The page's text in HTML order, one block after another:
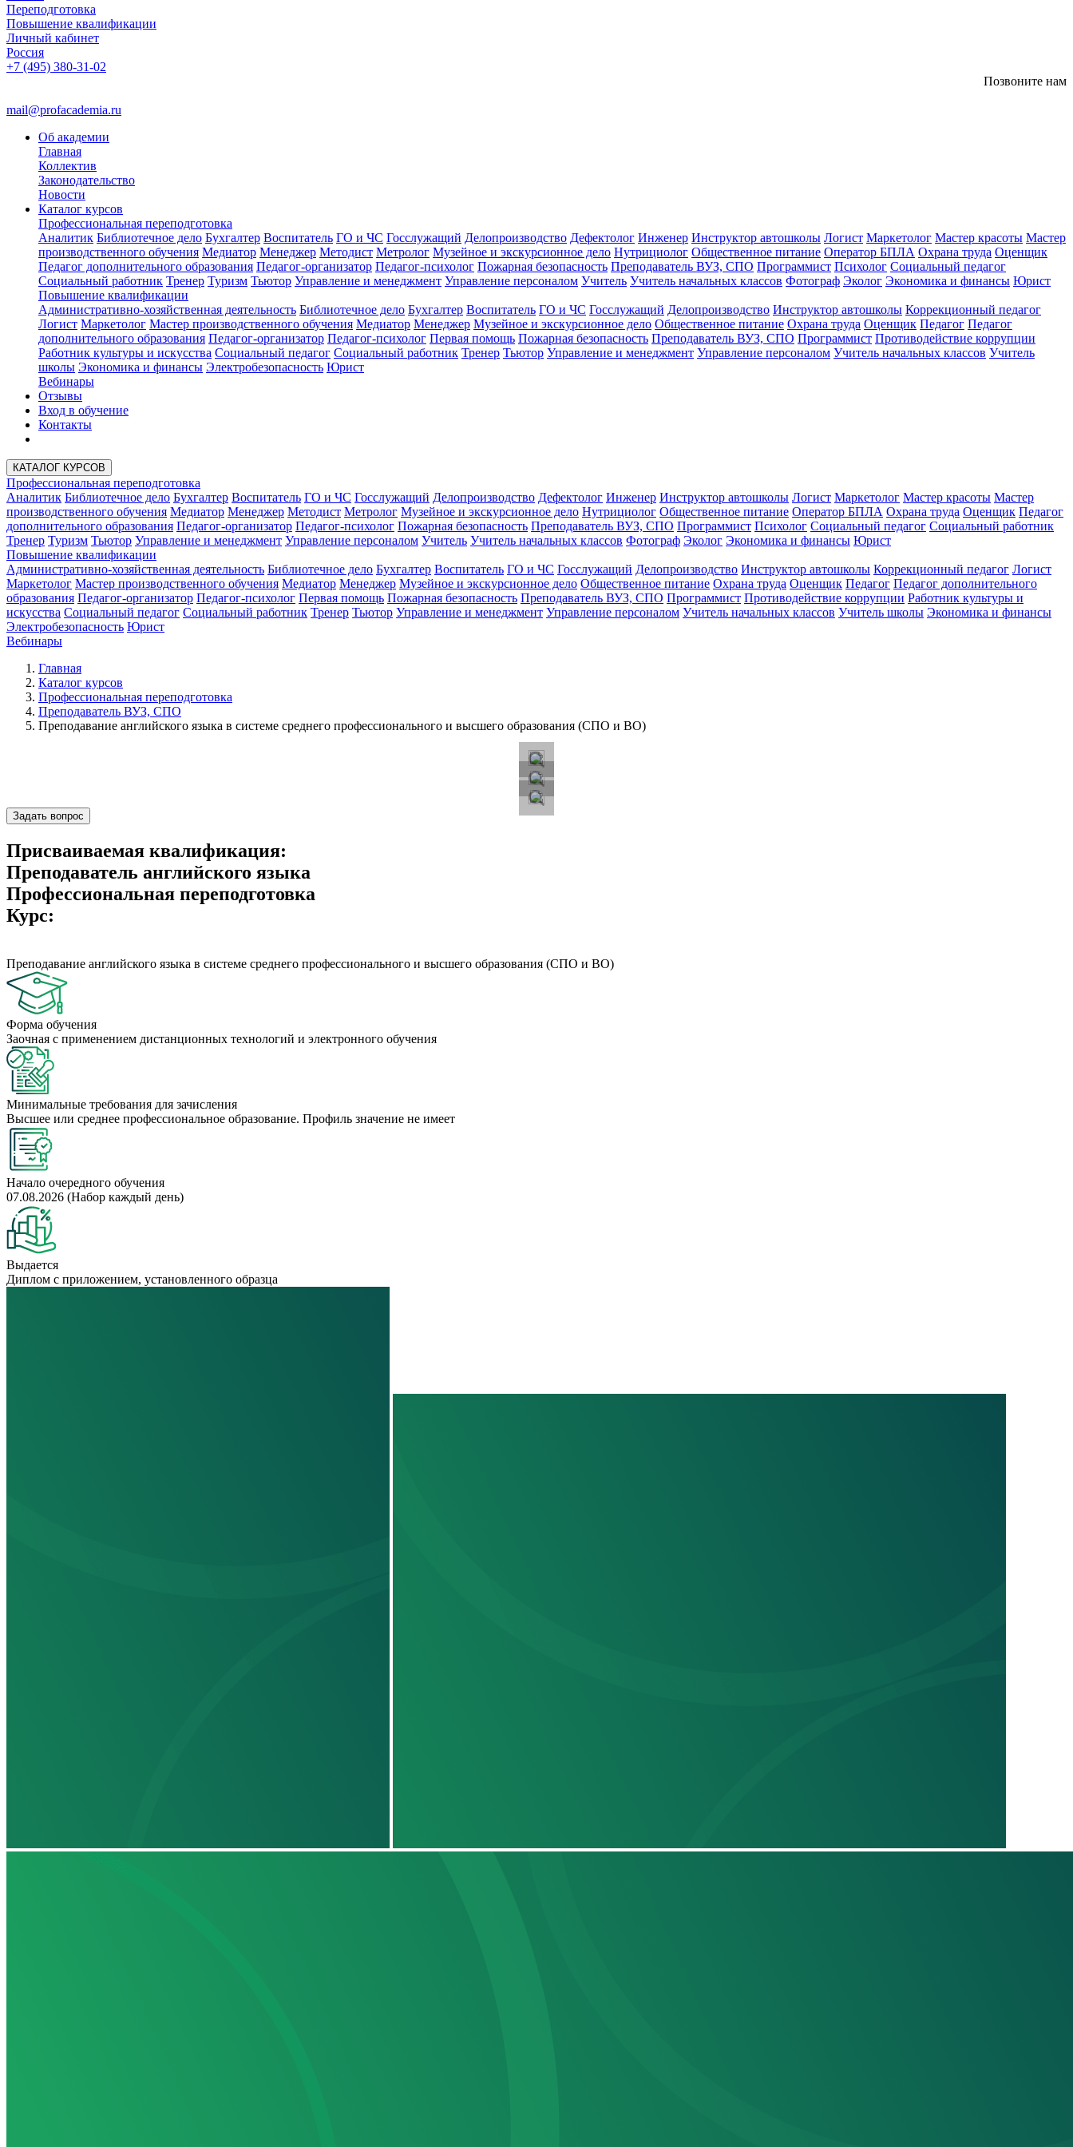
Переподготовка
Повышение квалификации
Личный кабинет
Россия
+7 (495) 380-31-02
Позвоните нам
mail@profacademia.ru
Об академии
Главная
Коллектив
Законодательство
Новости
Каталог курсов
Профессиональная переподготовка
Аналитик Библиотечное дело Бухгалтер Воспитатель ГО и ЧС Госслужащий Делопроизводство Дефектолог Инженер Инструктор автошколы Логист Маркетолог Мастер красоты Мастер
производственного обучения Медиатор Менеджер Методист Метролог Музейное и экскурсионное дело Нутрициолог Общественное питание Оператор БПЛА Охрана труда Оценщик
Педагог дополнительного образования Педагог-организатор Педагог-психолог Пожарная безопасность Преподаватель ВУЗ, СПО Программист Психолог Социальный педагог
Социальный работник Тренер Туризм Тьютор Управление и менеджмент Управление персоналом Учитель Учитель начальных классов Фотограф Эколог Экономика и финансы Юрист
Повышение квалификации
Административно-хозяйственная деятельность Библиотечное дело Бухгалтер Воспитатель ГО и ЧС Госслужащий Делопроизводство Инструктор автошколы Коррекционный педагог
Логист Маркетолог Мастер производственного обучения Медиатор Менеджер Музейное и экскурсионное дело Общественное питание Охрана труда Оценщик Педагог Педагог
дополнительного образования Педагог-организатор Педагог-психолог Первая помощь Пожарная безопасность Преподаватель ВУЗ, СПО Программист Противодействие коррупции
Работник культуры и искусства Социальный педагог Социальный работник Тренер Тьютор Управление и менеджмент Управление персоналом Учитель начальных классов Учитель
школы Экономика и финансы Электробезопасность Юрист
Вебинары
Отзывы
Вход в обучение
Контакты
КАТАЛОГ КУРСОВ
Профессиональная переподготовка
Аналитик Библиотечное дело Бухгалтер Воспитатель ГО и ЧС Госслужащий Делопроизводство Дефектолог Инженер Инструктор автошколы Логист Маркетолог Мастер красоты Мастер
производственного обучения Медиатор Менеджер Методист Метролог Музейное и экскурсионное дело Нутрициолог Общественное питание Оператор БПЛА Охрана труда Оценщик Педагог
дополнительного образования Педагог-организатор Педагог-психолог Пожарная безопасность Преподаватель ВУЗ, СПО Программист Психолог Социальный педагог Социальный работник
Тренер Туризм Тьютор Управление и менеджмент Управление персоналом Учитель Учитель начальных классов Фотограф Эколог Экономика и финансы Юрист
Повышение квалификации
Административно-хозяйственная деятельность Библиотечное дело Бухгалтер Воспитатель ГО и ЧС Госслужащий Делопроизводство Инструктор автошколы Коррекционный педагог Логист
Маркетолог Мастер производственного обучения Медиатор Менеджер Музейное и экскурсионное дело Общественное питание Охрана труда Оценщик Педагог Педагог дополнительного
образования Педагог-организатор Педагог-психолог Первая помощь Пожарная безопасность Преподаватель ВУЗ, СПО Программист Противодействие коррупции Работник культуры и
искусства Социальный педагог Социальный работник Тренер Тьютор Управление и менеджмент Управление персоналом Учитель начальных классов Учитель школы Экономика и финансы
Электробезопасность Юрист
Вебинары
Главная
Каталог курсов
Профессиональная переподготовка
Преподаватель ВУЗ, СПО
Преподавание английского языка в системе среднего профессионального и высшего образования (СПО и ВО)
Задать вопрос
Присваиваемая квалификация:
Преподаватель английского языка
Профессиональная переподготовка
Курс:
Преподавание английского языка в системе среднего профессионального и высшего образования (СПО и ВО)
Форма обучения
Заочная с применением дистанционных технологий и электронного обучения
Минимальные требования для зачисления
Высшее или среднее профессиональное образование. Профиль значение не имеет
Начало очередного обучения
07.08.2026 (Набор каждый день)
Выдается
Диплом с приложением, установленного образца